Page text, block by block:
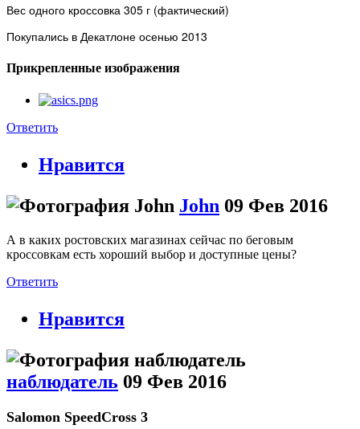
Вес одного кроссовка 305 г (фактический)
Покупались в Декатлоне осенью 2013
Прикрепленные изображения
Ответить
Нравится
John 09 Фев 2016
А в каких ростовских магазинах сейчас по беговым
кроссовкам есть хороший выбор и доступные цены?
Ответить
Нравится
наблюдатель 09 Фев 2016
Salomon SpeedCross 3